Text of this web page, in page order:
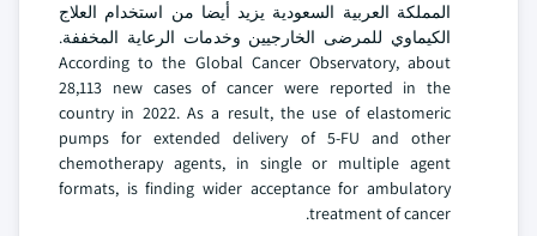
المملكة العربية السعودية يزيد أيضا من استخدام العلاج
الكيماوي للمرضى الخارجيين وخدمات الرعاية المخففة.
According to the Global Cancer Observatory, about
28,113 new cases of cancer were reported in the
country in 2022. As a result, the use of elastomeric
pumps for extended delivery of 5-FU and other
chemotherapy agents, in single or multiple agent
formats, is finding wider acceptance for ambulatory
treatment of cancer.